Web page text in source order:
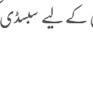
4 ارب 90 کروڑ